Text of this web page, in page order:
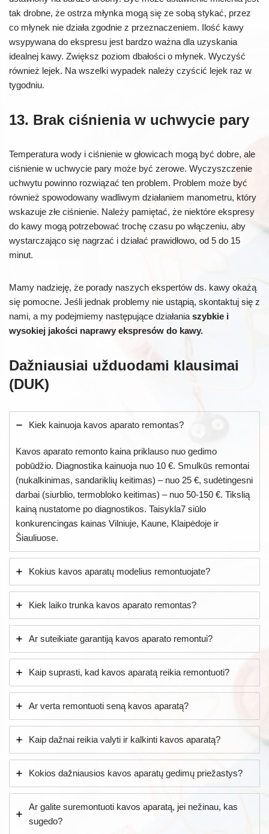
tak drobne, że ostrza młynka mogą się ze sobą stykać, przez
co młynek nie działa zgodnie z przeznaczeniem. Ilość kawy
wsypywana do ekspresu jest bardzo ważna dla uzyskania
idealnej kawy. Zwiększ poziom dbałości o młynek. Wyczyść
również lejek. Na wszelki wypadek należy czyścić lejek raz w
tygodniu.
13. Brak ciśnienia w uchwycie pary
Temperatura wody i ciśnienie w głowicach mogą być dobre, ale
ciśnienie w uchwycie pary może być zerowe. Wyczyszczenie
uchwytu powinno rozwiązać ten problem. Problem może być
również spowodowany wadliwym działaniem manometru, który
wskazuje złe ciśnienie. Należy pamiętać, że niektóre ekspresy
do kawy mogą potrzebować trochę czasu po włączeniu, aby
wystarczająco się nagrzać i działać prawidłowo, od 5 do 15
minut.
Mamy nadzieję, że porady naszych ekspertów ds. kawy okażą
się pomocne. Jeśli jednak problemy nie ustąpią, skontaktuj się z
nami, a my podejmiemy następujące działania szybkie i
wysokiej jakości naprawy ekspresów do kawy.
Dažniausiai užduodami klausimai
(DUK)
Kiek kainuoja kavos aparato remontas?
Kavos aparato remonto kaina priklauso nuo gedimo
pobūdžio. Diagnostika kainuoja nuo 10 €. Smulkūs remontai
(nukalkinimas, sandariklių keitimas) – nuo 25 €, sudėtingesni
darbai (siurblio, termobloko keitimas) – nuo 50-150 €. Tikslią
kainą nustatome po diagnostikos. Taisykla7 siūlo
konkurencingas kainas Vilniuje, Kaune, Klaipėdoje ir
Šiauliuose.
Kokius kavos aparatų modelius remontuojate?
Kiek laiko trunka kavos aparato remontas?
Ar suteikiate garantiją kavos aparato remontui?
Kaip suprasti, kad kavos aparatą reikia remontuoti?
Ar verta remontuoti seną kavos aparatą?
Kaip dažnai reikia valyti ir kalkinti kavos aparatą?
Kokios dažniausios kavos aparatų gedimų priežastys?
Ar galite suremontuoti kavos aparatą, jei nežinau, kas
sugedo?